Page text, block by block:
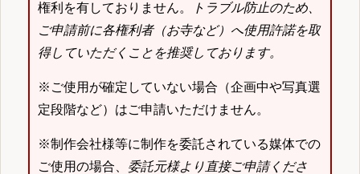
権利を有しておりません。
トラブル防止のため、
ご申請前に各権利者（お寺など）へ使用許諾を取
得していただくことを推奨しております。
※ご使用が確定していない場合（企画中や写真選
定段階など）はご申請いただけません。
※制作会社様等に制作を委託されている媒体での
ご使用の場合、 委託元様より直接ご申請くださ